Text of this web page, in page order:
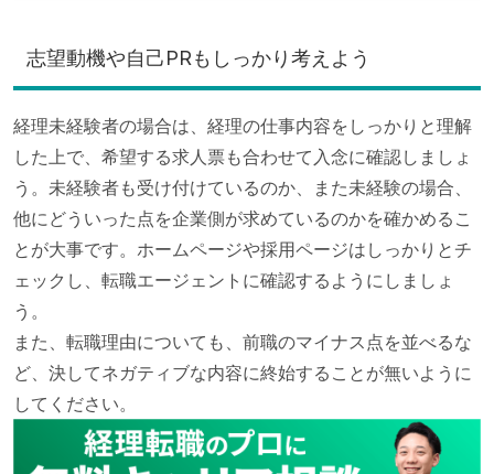
志望動機や自己PRもしっかり考えよう
経理未経験者の場合は、経理の仕事内容をしっかりと理解
した上で、希望する求人票も合わせて入念に確認しましょ
う。未経験者も受け付けているのか、また未経験の場合、
他にどういった点を企業側が求めているのかを確かめるこ
とが大事です。ホームページや採用ページはしっかりとチ
ェックし、転職エージェントに確認するようにしましょ
う。
また、転職理由についても、前職のマイナス点を並べるな
ど、決してネガティブな内容に終始することが無いように
してください。